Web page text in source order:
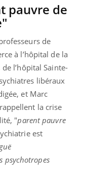
pauvre de
de
à l’hôpital de la
l’hôpital Sainte-
libéraux
et Marc
la crise
"parent pauvre
est
psychotropes